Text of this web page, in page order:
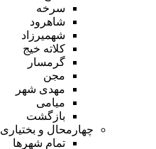
سرخه
شاهرود
شهمیرزاد
کلاته خیج
گرمسار
مجن
مهدی شهر
میامی
بازگشت
چهارمحال و بختیاری
تمام شهر‌ها